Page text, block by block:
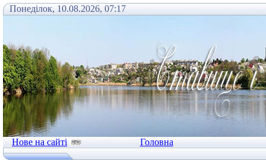
Понеділок, 10.08.2026, 07:17
Нове на сайті Головна